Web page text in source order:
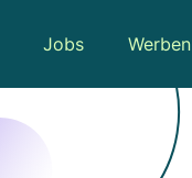
Jobs Werben